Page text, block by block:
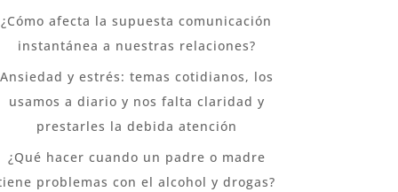
¿Cómo afecta la supuesta comunicación
instantánea a nuestras relaciones?
Ansiedad y estrés: temas cotidianos, los
usamos a diario y nos falta claridad y
prestarles la debida atención
¿Qué hacer cuando un padre o madre
problemas con el alcohol y drogas?